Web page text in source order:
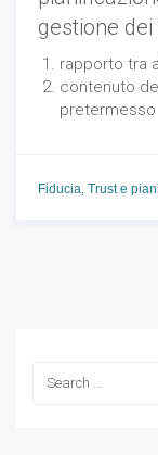
gestione
rapporto tra
contenuto
pretermesso
Fiducia, Trust e